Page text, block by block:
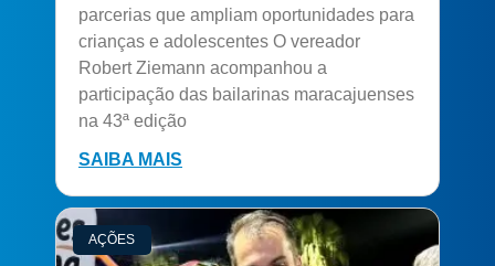
parcerias que ampliam oportunidades para
crianças e adolescentes O vereador
Robert Ziemann acompanhou a
participação das bailarinas maracajuenses
na 43ª edição
SAIBA MAIS
AÇÕES